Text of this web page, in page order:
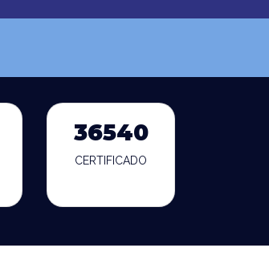
36540
CERTIFICADO